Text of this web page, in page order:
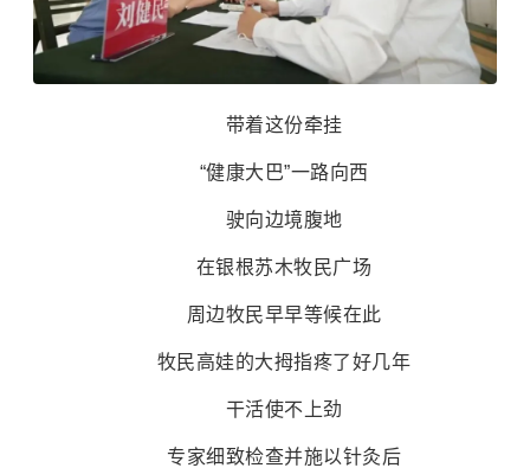
带着这份牵挂
“健康大巴”一路向西
驶向边境腹地
在银根苏木牧民广场
周边牧民早早等候在此
牧民高娃的大拇指疼了好几年
干活使不上劲
专家细致检查并施以针灸后